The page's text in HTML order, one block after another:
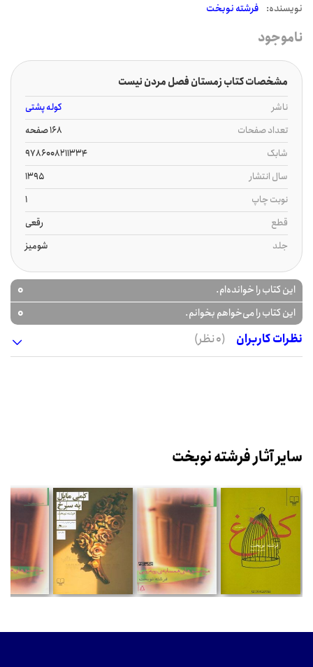
نويسنده: فرشته نوبخت
ناموجود
مشخصات کتاب زمستان فصل مردن نیست
ناشر
کوله پشتی
تعداد صفحات
168 صفحه
شابک
9786008211334
سال انتشار
1395
نوبت چاپ
1
قطع
رقعی
جلد
شومیز
این کتاب را خوانده‌ام. 0
این کتاب را می‌خواهم بخوانم.
0
نظرات کاربران
(0 نظر)
سایر آثار فرشته نوبخت